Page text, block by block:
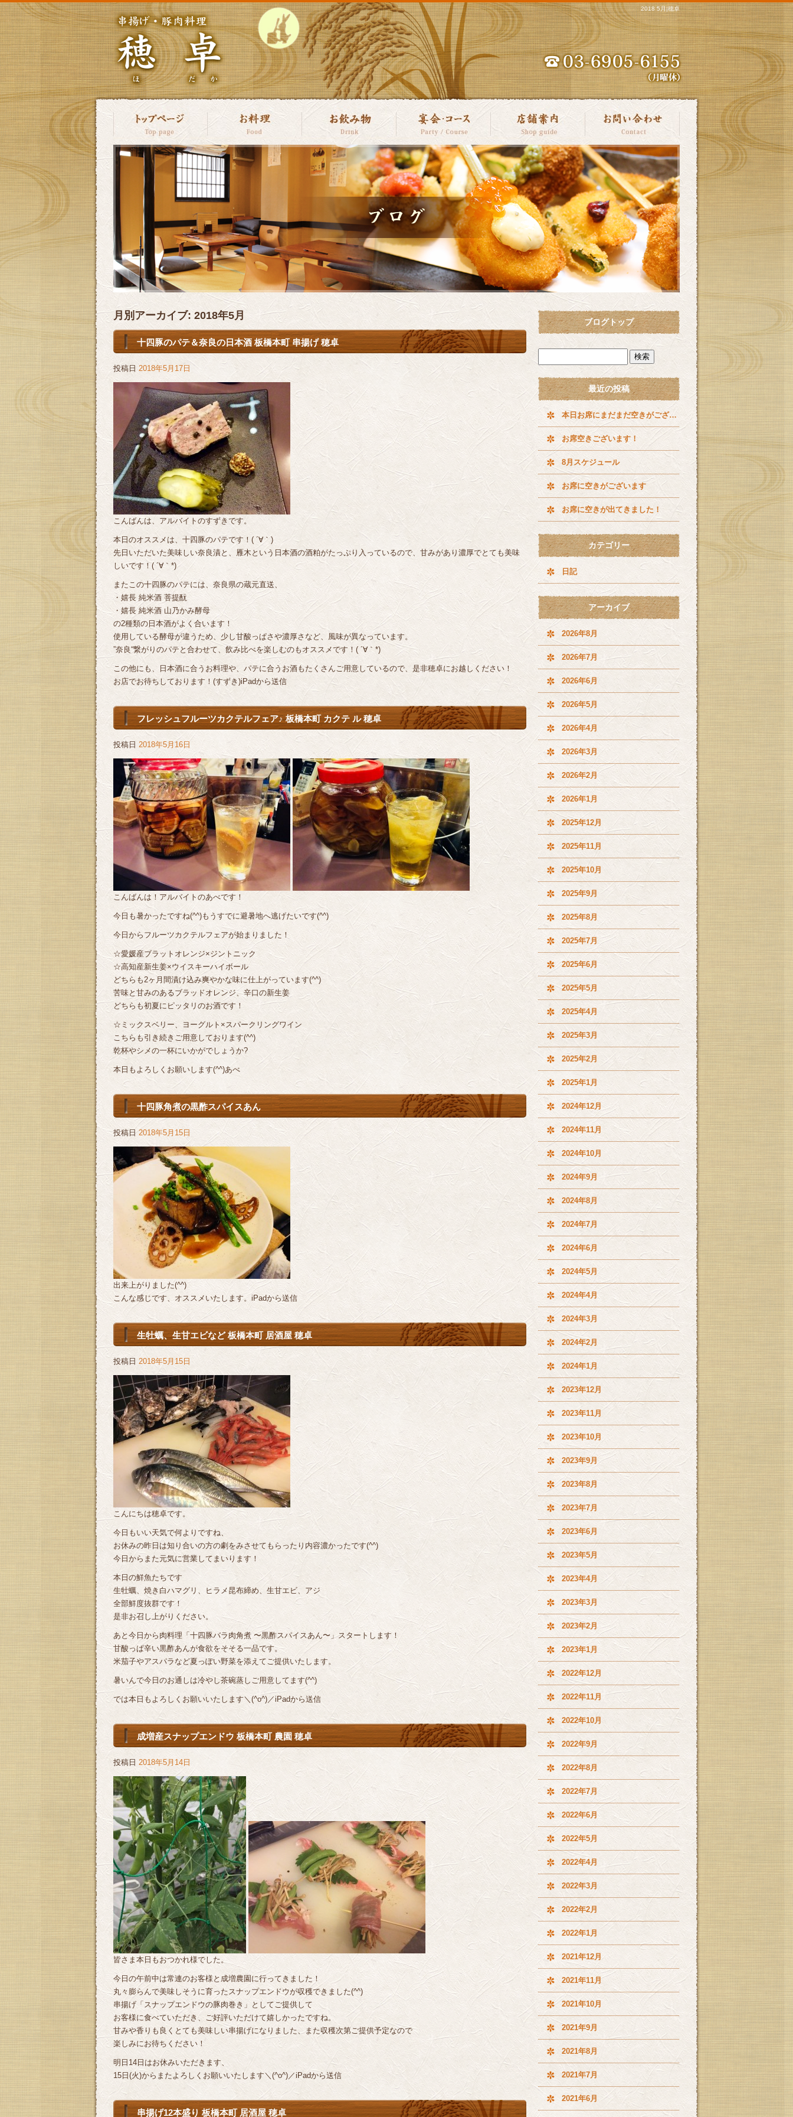
2018 5月|穂卓
月別アーカイブ: 2018年5月
十四豚のパテ＆奈良の日本酒 板橋本町 串揚げ 穂卓
投稿日 2018年5月17日
こんばんは、アルバイトのすずきです。
本日のオススメは、十四豚のパテです！( ´∀｀)
先日いただいた美味しい奈良漬と、雁木という日本酒の酒粕がたっぷり入っているので、甘みがあり濃厚でとても美味
しいです！( ´∀｀*)
またこの十四豚のパテには、奈良県の蔵元直送、
・嬉長 純米酒 菩提酛
・嬉長 純米酒 山乃かみ酵母
の2種類の日本酒がよく合います！
使用している酵母が違うため、少し甘酸っぱさや濃厚さなど、風味が異なっています。
”奈良“繋がりのパテと合わせて、飲み比べを楽しむのもオススメです！( ´∀｀*)
この他にも、日本酒に合うお料理や、パテに合うお酒もたくさんご用意しているので、是非穂卓にお越しください！
お店でお待ちしております！(すずき)iPadから送信
フレッシュフルーツカクテルフェア♪ 板橋本町 カクテ ル 穂卓
投稿日 2018年5月16日
こんばんは！アルバイトのあべです！
今日も暑かったですね(^^)もうすでに避暑地へ逃げたいです(^^)
今日からフルーツカクテルフェアが始まりました！
☆愛媛産ブラットオレンジ×ジントニック
☆高知産新生姜×ウイスキーハイボール
どちらも2ヶ月間漬け込み爽やかな味に仕上がっています(^^)
苦味と甘みのあるブラッドオレンジ、辛口の新生姜
どちらも初夏にピッタリのお酒です！
☆ミックスベリー、ヨーグルト×スパークリングワイン
こちらも引き続きご用意しております(^^)
乾杯やシメの一杯にいかがでしょうか?
本日もよろしくお願いします(^^)あべ
十四豚角煮の黒酢スパイスあん
投稿日 2018年5月15日
出来上がりました(^^)
こんな感じです、オススメいたします。iPadから送信
生牡蠣、生甘エビなど 板橋本町 居酒屋 穂卓
投稿日 2018年5月15日
こんにちは穂卓です。
今日もいい天気で何よりですね、
お休みの昨日は知り合いの方の劇をみさせてもらったり内容濃かったです(^^)
今日からまた元気に営業してまいります！
本日の鮮魚たちです
生牡蠣、焼き白ハマグリ、ヒラメ昆布締め、生甘エビ、アジ
全部鮮度抜群です！
是非お召し上がりください。
あと今日から肉料理「十四豚バラ肉角煮 〜黒酢スパイスあん〜」スタートします！
甘酸っぱ辛い黒酢あんが食欲をそそる一品です。
米茄子やアスパラなど夏っぽい野菜を添えてご提供いたします。
暑いんで今日のお通しは冷やし茶碗蒸しご用意してます(^^)
では本日もよろしくお願いいたします＼(^o^)／iPadから送信
成増産スナップエンドウ 板橋本町 農園 穂卓
投稿日 2018年5月14日
皆さま本日もおつかれ様でした。
今日の午前中は常連のお客様と成増農園に行ってきました！
丸々膨らんで美味しそうに育ったスナップエンドウが収穫できました(^^)
串揚げ「スナップエンドウの豚肉巻き」としてご提供して
お客様に食べていただき、ご好評いただけて嬉しかったですね。
甘みや香りも良くとても美味しい串揚げになりました、また収穫次第ご提供予定なので
楽しみにお待ちください！
明日14日はお休みいただきます、
15日(火)からまたよろしくお願いいたします＼(^o^)／iPadから送信
串揚げ12本盛り 板橋本町 居酒屋 穂卓
ブログトップ
最近の投稿
本日お席にまだまだ空きがございます^ ^
お席空きございます！
8月スケジュール
お席に空きがございます
お席に空きが出てきました！
カテゴリー
日記
アーカイブ
2026年8月
2026年7月
2026年6月
2026年5月
2026年4月
2026年3月
2026年2月
2026年1月
2025年12月
2025年11月
2025年10月
2025年9月
2025年8月
2025年7月
2025年6月
2025年5月
2025年4月
2025年3月
2025年2月
2025年1月
2024年12月
2024年11月
2024年10月
2024年9月
2024年8月
2024年7月
2024年6月
2024年5月
2024年4月
2024年3月
2024年2月
2024年1月
2023年12月
2023年11月
2023年10月
2023年9月
2023年8月
2023年7月
2023年6月
2023年5月
2023年4月
2023年3月
2023年2月
2023年1月
2022年12月
2022年11月
2022年10月
2022年9月
2022年8月
2022年7月
2022年6月
2022年5月
2022年4月
2022年3月
2022年2月
2022年1月
2021年12月
2021年11月
2021年10月
2021年9月
2021年8月
2021年7月
2021年6月